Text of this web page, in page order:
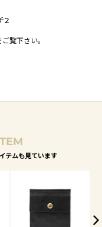
2
ご覧下さい。
テムも見ています